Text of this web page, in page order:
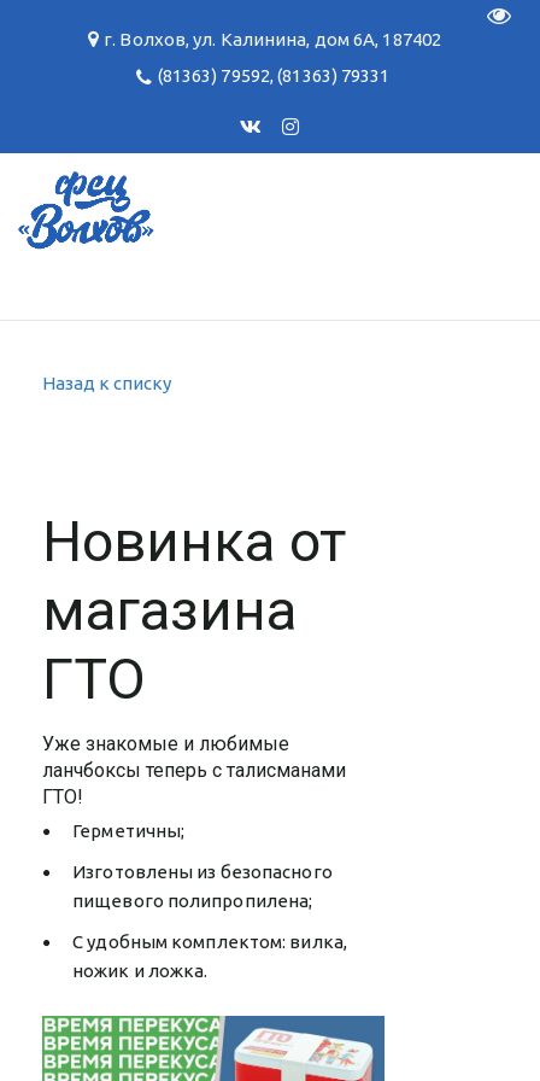
г. Волхов,ул. Калинина, дом 6А, 187402
(81363) 79592,(81363) 79331
Назад к списку
Новинка от
магазина
ГТО
Уже знакомые и любимые
ланчбоксы теперь с талисманами
ГТО!
Герметичны;
Изготовлены из безопасного
пищевого полипропилена;
С удобным комплектом: вилка,
ножик и ложка.